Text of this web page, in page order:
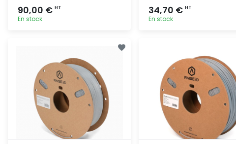
90,00 € HT
En stock
34,70 € HT
En stock